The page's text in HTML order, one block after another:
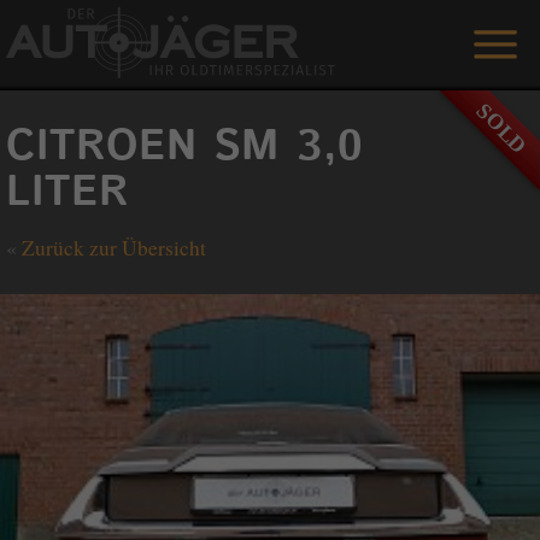
ANGEBOTE
LEISTUNGEN
REFERENZEN
DER AUTOJÄGER
KONTAKT
ENGLISH
0 1515 / 466 66 80
CITROEN SM 3,0
LITER
« Zurück zur Übersicht